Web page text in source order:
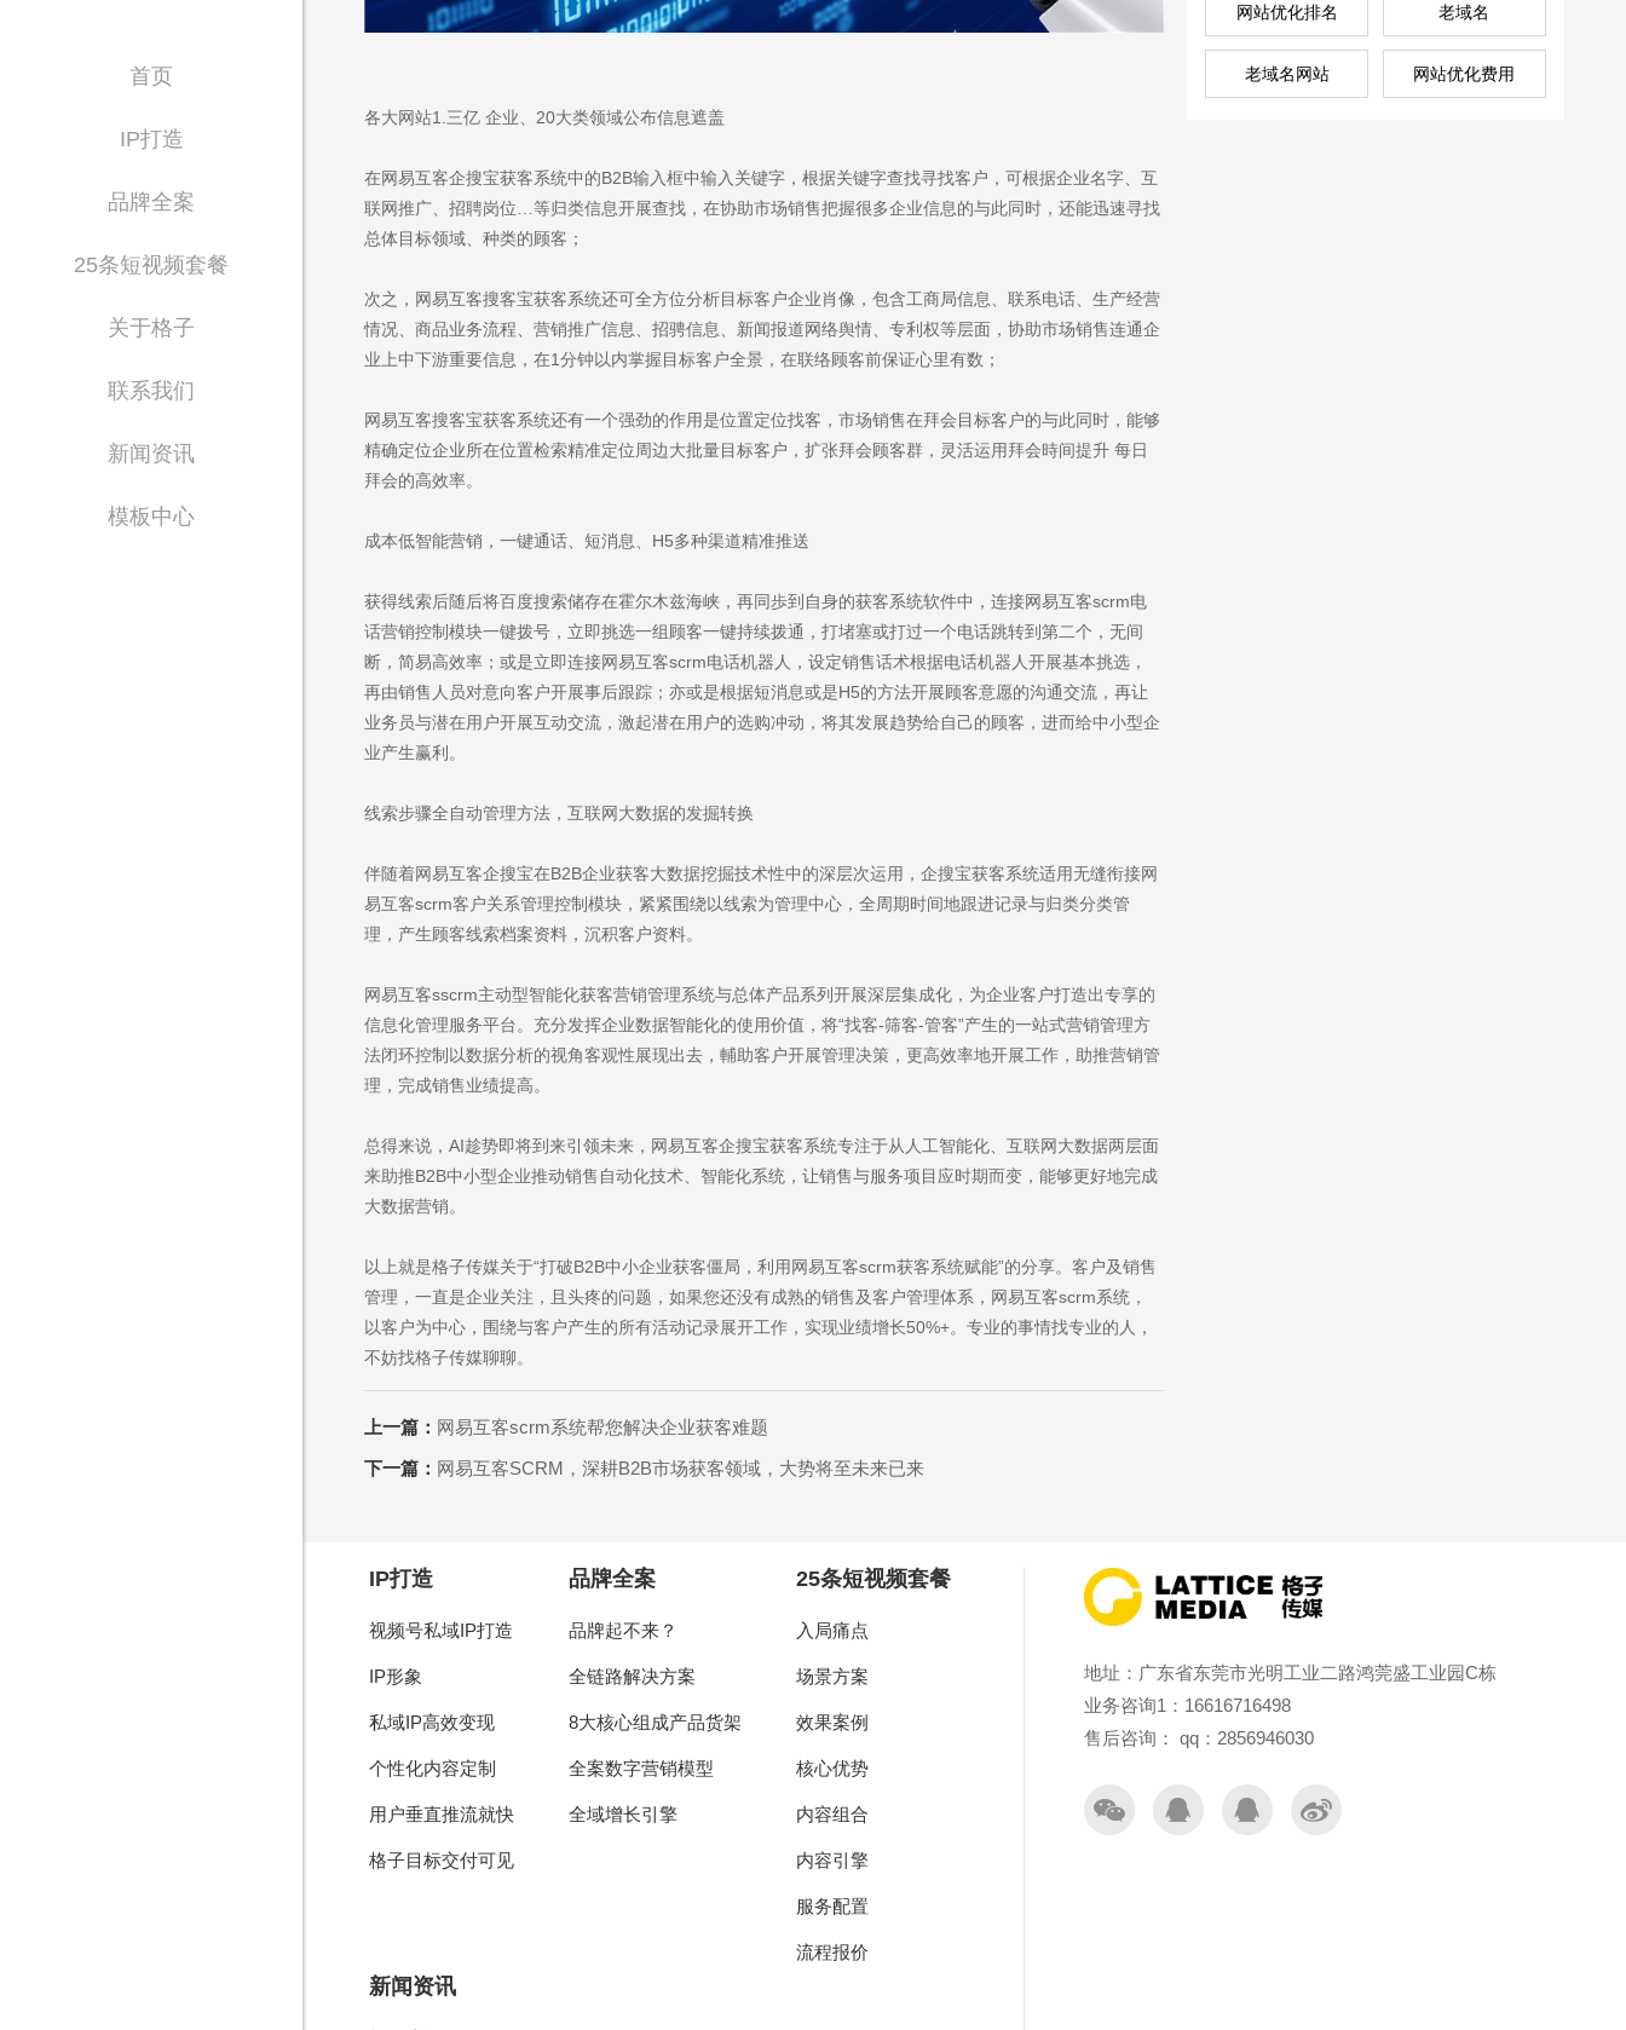
首页
IP打造
品牌全案
25条短视频套餐
关于格子
联系我们
新闻资讯
模板中心
各大网站1.三亿 企业、20大类领域公布信息遮盖
在网易互客企搜宝获客系统中的B2B输入框中输入关键字，根据关键字查找寻找客户，可根据企业名字、互
联网推广、招聘岗位…等归类信息开展查找，在协助市场销售把握很多企业信息的与此同时，还能迅速寻找
总体目标领域、种类的顾客；
次之，网易互客搜客宝获客系统还可全方位分析目标客户企业肖像，包含工商局信息、联系电话、生产经营
情况、商品业务流程、营销推广信息、招骋信息、新闻报道网络舆情、专利权等层面，协助市场销售连通企
业上中下游重要信息，在1分钟以内掌握目标客户全景，在联络顾客前保证心里有数；
网易互客搜客宝获客系统还有一个强劲的作用是位置定位找客，市场销售在拜会目标客户的与此同时，能够
精确定位企业所在位置检索精准定位周边大批量目标客户，扩张拜会顾客群，灵活运用拜会時间提升 每日
拜会的高效率。
成本低智能营销，一键通话、短消息、H5多种渠道精准推送
获得线索后随后将百度搜索储存在霍尔木兹海峡，再同歩到自身的获客系统软件中，连接网易互客scrm电
话营销控制模块一键拨号，立即挑选一组顾客一键持续拨通，打堵塞或打过一个电话跳转到第二个，无间
断，简易高效率；或是立即连接网易互客scrm电话机器人，设定销售话术根据电话机器人开展基本挑选，
再由销售人员对意向客户开展事后跟踪；亦或是根据短消息或是H5的方法开展顾客意愿的沟通交流，再让
业务员与潜在用户开展互动交流，激起潜在用户的选购冲动，将其发展趋势给自己的顾客，进而给中小型企
业产生赢利。
线索步骤全自动管理方法，互联网大数据的发掘转换
伴随着网易互客企搜宝在B2B企业获客大数据挖掘技术性中的深层次运用，企搜宝获客系统适用无缝衔接网
易互客scrm客户关系管理控制模块，紧紧围绕以线索为管理中心，全周期时间地跟进记录与归类分类管
理，产生顾客线索档案资料，沉积客户资料。
网易互客sscrm主动型智能化获客营销管理系统与总体产品系列开展深层集成化，为企业客户打造出专享的
信息化管理服务平台。充分发挥企业数据智能化的使用价值，将“找客-筛客-管客”产生的一站式营销管理方
法闭环控制以数据分析的视角客观性展现出去，輔助客户开展管理决策，更高效率地开展工作，助推营销管
理，完成销售业绩提高。
总得来说，AI趁势即将到来引领未来，网易互客企搜宝获客系统专注于从人工智能化、互联网大数据两层面
来助推B2B中小型企业推动销售自动化技术、智能化系统，让销售与服务项目应时期而变，能够更好地完成
大数据营销。
以上就是格子传媒关于“打破B2B中小企业获客僵局，利用网易互客scrm获客系统赋能”的分享。客户及销售
管理，一直是企业关注，且头疼的问题，如果您还没有成熟的销售及客户管理体系，网易互客scrm系统，
以客户为中心，围绕与客户产生的所有活动记录展开工作，实现业绩增长50%+。专业的事情找专业的人，
不妨找格子传媒聊聊。
上一篇： 网易互客scrm系统帮您解决企业获客难题
下一篇： 网易互客SCRM，深耕B2B市场获客领域，大势将至未来已来
网站优化排名 老域名
老域名网站 网站优化费用
IP打造
视频号私域IP打造
IP形象
私域IP高效变现
个性化内容定制
用户垂直推流就快
格子目标交付可见
品牌全案
品牌起不来？
全链路解决方案
8大核心组成产品货架
全案数字营销模型
全域增长引擎
25条短视频套餐
入局痛点
场景方案
效果案例
核心优势
内容组合
内容引擎
服务配置
流程报价
新闻资讯
地址：广东省东莞市光明工业二路鸿莞盛工业园C栋
业务咨询1：16616716498
售后咨询： qq：2856946030
Waiting for you
致力于为政企单位提供数字化全面解决方案的服务商
售前咨询
15625701757
售后咨询
Are you ready?
不怕就请留下您的需求及联系方式，我们会第一时间送上问候的。